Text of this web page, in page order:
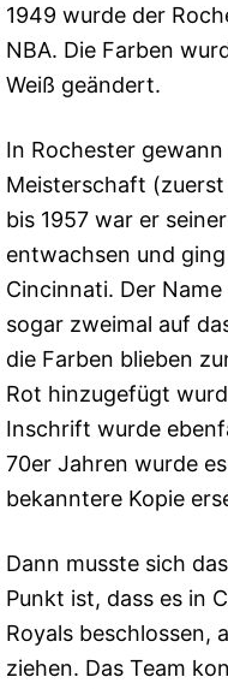
1949 wurde der
NBA. Die Farben
Weiß geändert.
In Rochester
Meisterschaft
bis 1957 war er
entwachsen und
Cincinnati. Der
sogar zweimal auf
die Farben blieben
Rot hinzugefügt
Inschrift wurde
70er Jahren wurde
bekanntere Kopie
Dann musste sich
Punkt ist, dass es in
Royals beschlossen,
ziehen. Das Team